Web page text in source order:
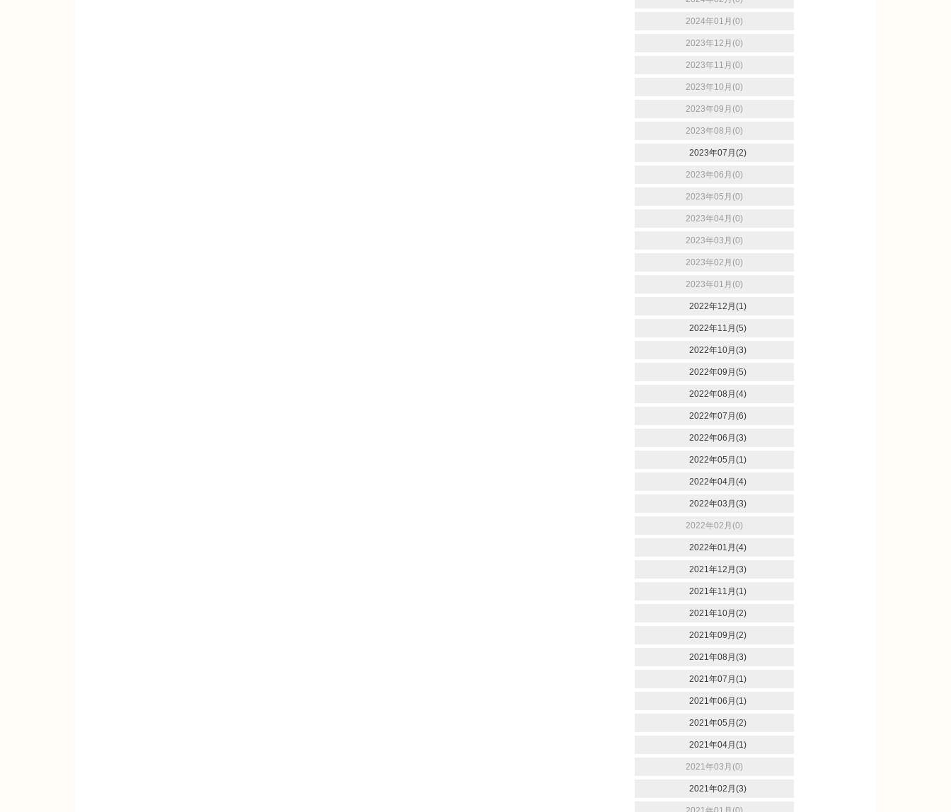
2024年01月(0)
2023年12月(0)
2023年11月(0)
2023年10月(0)
2023年09月(0)
2023年08月(0)
2023年07月(2)
2023年06月(0)
2023年05月(0)
2023年04月(0)
2023年03月(0)
2023年02月(0)
2023年01月(0)
2022年12月(1)
2022年11月(5)
2022年10月(3)
2022年09月(5)
2022年08月(4)
2022年07月(6)
2022年06月(3)
2022年05月(1)
2022年04月(4)
2022年03月(3)
2022年02月(0)
2022年01月(4)
2021年12月(3)
2021年11月(1)
2021年10月(2)
2021年09月(2)
2021年08月(3)
2021年07月(1)
2021年06月(1)
2021年05月(2)
2021年04月(1)
2021年03月(0)
2021年02月(3)